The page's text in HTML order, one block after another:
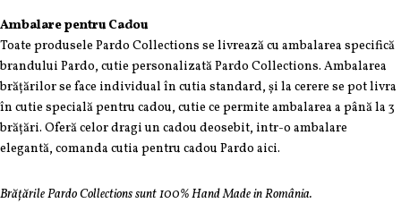
Ambalare pentru Cadou
Toate produsele Pardo Collections se livrează cu ambalarea specifică
brandului Pardo, cutie personalizată Pardo Collections. Ambalarea
brățărilor se face individual în cutia standard, și la cerere se pot livra
în cutie specială pentru cadou, cutie ce permite ambalarea a până la 3
brățări. Oferă celor dragi un cadou deosebit, intr-o ambalare
elegantă, comanda cutia pentru cadou Pardo aici.
Brățările Pardo Collections sunt 100% Hand Made in România.